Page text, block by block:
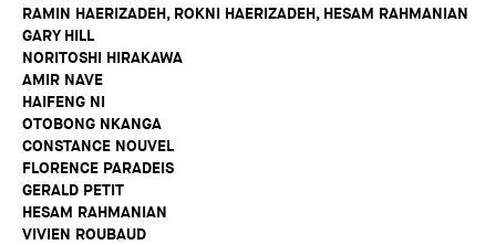
RAMIN HAERIZADEH, ROKNI HAERIZADEH, HESAM RAHMANIAN
GARY HILL
NORITOSHI HIRAKAWA
AMIR NAVE
HAIFENG NI
OTOBONG NKANGA
CONSTANCE NOUVEL
FLORENCE PARADEIS
GERALD PETIT
HESAM RAHMANIAN
VIVIEN ROUBAUD